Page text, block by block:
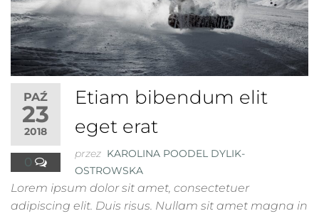
PAŹ
23
2018
0
Etiam bibendum elit
eget erat
przez KAROLINA POODEL DYLIK-
OSTROWSKA
Lorem ipsum dolor sit amet, consectetuer
adipiscing elit. Duis risus. Nullam sit amet magna in